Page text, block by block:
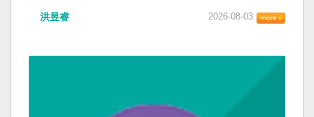
洪昱睿 2026-08-03